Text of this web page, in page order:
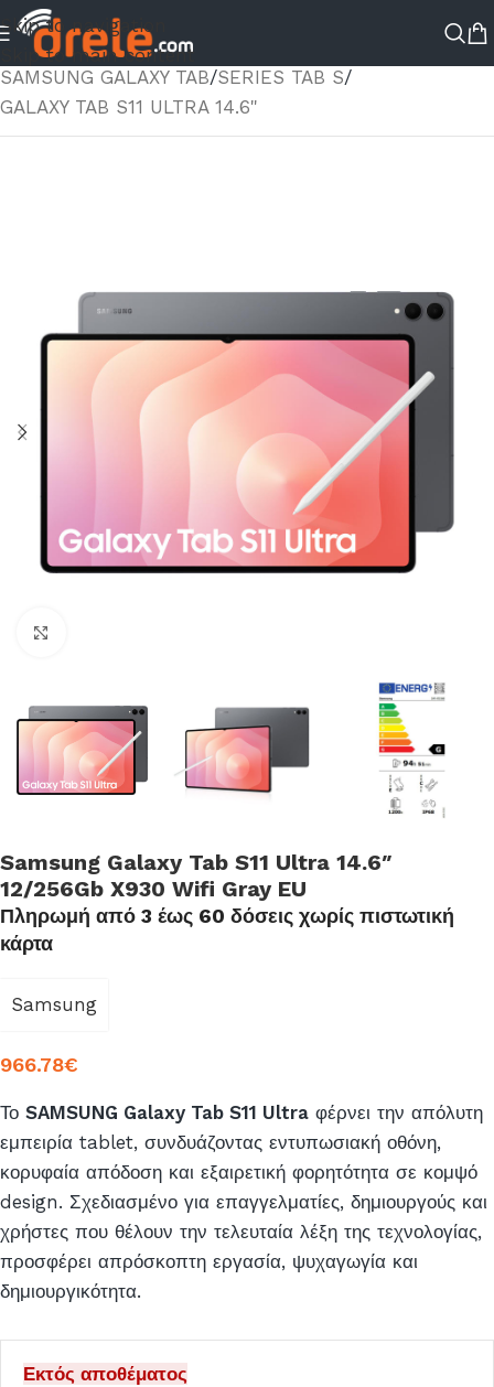
Skip to navigation
Skip to main content
ΑΡΧΙΚΉ ΣΕΛΊΔΑ/ΚΑΤΆΣΤΗΜΑ
SAMSUNG GALAXY TAB/SERIES TAB S/
GALAXY TAB S11 ULTRA 14.6"
Samsung Galaxy Tab S11 Ultra 14.6″
12/256Gb X930 Wifi Gray EU
Πληρωμή από 3 έως 60 δόσεις χωρίς πιστωτική
κάρτα
Samsung
966.78€
Το SAMSUNG Galaxy Tab S11 Ultra φέρνει την απόλυτη
εμπειρία tablet, συνδυάζοντας εντυπωσιακή οθόνη,
κορυφαία απόδοση και εξαιρετική φορητότητα σε κομψό
design. Σχεδιασμένο για επαγγελματίες, δημιουργούς και
χρήστες που θέλουν την τελευταία λέξη της τεχνολογίας,
προσφέρει απρόσκοπτη εργασία, ψυχαγωγία και
δημιουργικότητα.
Εκτός αποθέματος